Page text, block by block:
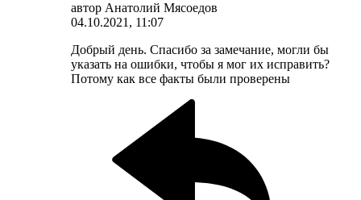
автор Анатолий Мясоедов
04.10.2021, 11:07
Добрый день. Спасибо за замечание, могли бы
указать на ошибки, чтобы я мог их исправить?
Потому как все факты были проверены